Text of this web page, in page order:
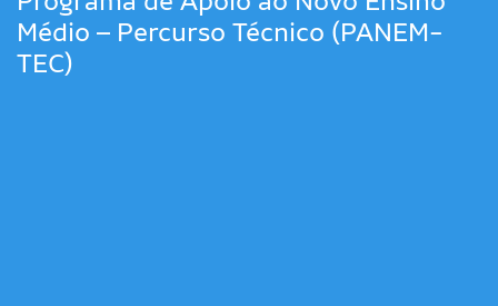
Médio – Percurso Técnico (PANEM-
TEC)